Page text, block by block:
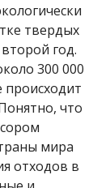
твердых
год.
300 000
происходит
что
мира
отходов в